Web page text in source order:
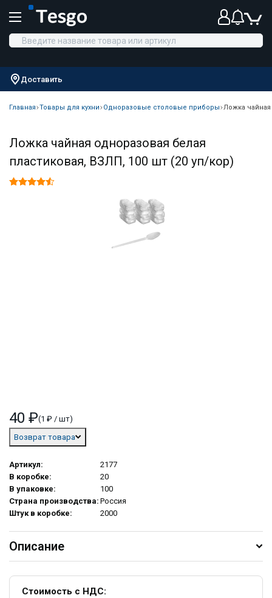
Доставить
Главная Товары для кухни Одноразовые столовые приборы Ложка чайная
Ложка чайная одноразовая белая
пластиковая, ВЗЛП, 100 шт (20 уп/кор)
40 ₽(1 ₽ / шт)
Возврат товара
Артикул:
2177
В коробке:
20
В упаковке:
100
Страна производства: Россия
Штук в коробке:
2000
Описание
Стоимость с НДС: